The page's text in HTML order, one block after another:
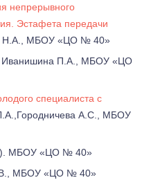
непрерывного
Эстафета передачи
Н.А., МБОУ «ЦО № 40»
. Иванишина П.А., МБОУ «ЦО
специалиста с
А.С., МБОУ
МБОУ «ЦО № 40»
МБОУ «ЦО № 40»